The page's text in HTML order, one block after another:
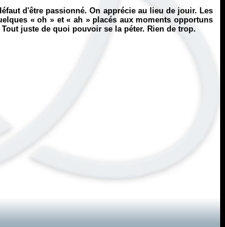
d'être passionné. On apprécie au lieu de jouir. Les
«oh» et « ah » placés aux moments opportuns
juste de quoi pouvoir se la péter. Rien de trop.